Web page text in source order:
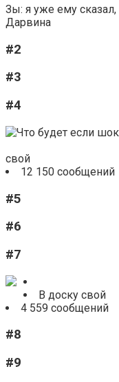
Зы: я уже ему
Дарвина
#2
#3
#4
свой
12 150 сообщений
#5
#6
#7
В доску свой
4 559 сообщений
#8
#9